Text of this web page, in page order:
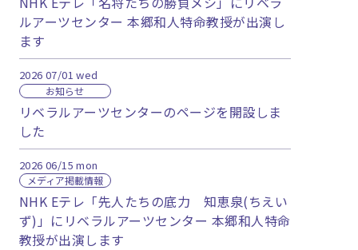
ルアーツセンター 本郷和人特命教授が出演し
ます
2026 07/01 wed
お知らせ
リベラルアーツセンターのページを開設しま
した
2026 06/15 mon
メディア掲載情報
NHK Eテレ「先人たちの底力 知恵泉(ちえい
ず)」にリベラルアーツセンター 本郷和人特命
教授が出演します